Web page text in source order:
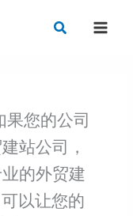
Search
果您的公司
站公司，
的外贸建
以让您的